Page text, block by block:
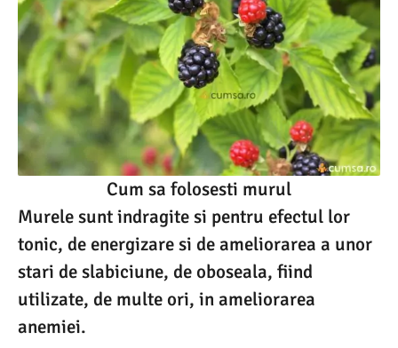
Cum sa folosesti murul
Murele sunt indragite si pentru efectul lor
tonic, de energizare si de ameliorarea a unor
stari de slabiciune, de oboseala, fiind
utilizate, de multe ori, in ameliorarea
anemiei.